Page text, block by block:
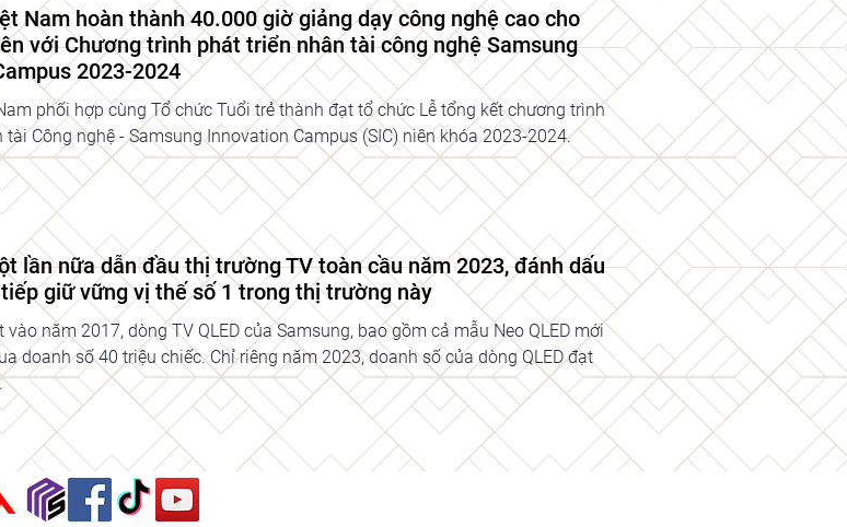
Nam hoàn thành 40.000 giờ giảng dạy công nghệ cao cho
với Chương trình phát triển nhân tài công nghệ Samsung
2023-2024
phối hợp cùng Tổ chức Tuổi trẻ thành đạt tổ chức Lễ tổng kết chương trình
tài Công nghệ - Samsung Innovation Campus (SIC) niên khóa 2023-2024.
lần nữa dẫn đầu thị trường TV toàn cầu năm 2023, đánh dấu
giữ vững vị thế số 1 trong thị trường này
vào năm 2017, dòng TV QLED của Samsung, bao gồm cả mẫu Neo QLED mới
doanh số 40 triệu chiếc. Chỉ riêng năm 2023, doanh số của dòng QLED đạt